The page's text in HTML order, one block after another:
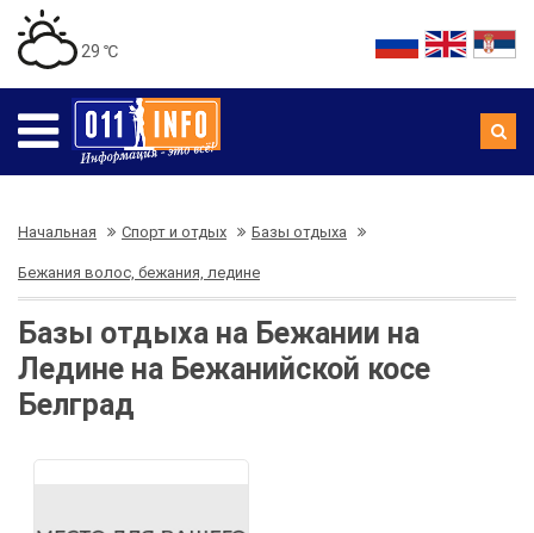
29 ℃
Начальная Спорт и отдых Базы отдыха
Бежания волос, бежания, ледине
Базы отдыха на Бежании на
Ледине на Бежанийской косе
Белград